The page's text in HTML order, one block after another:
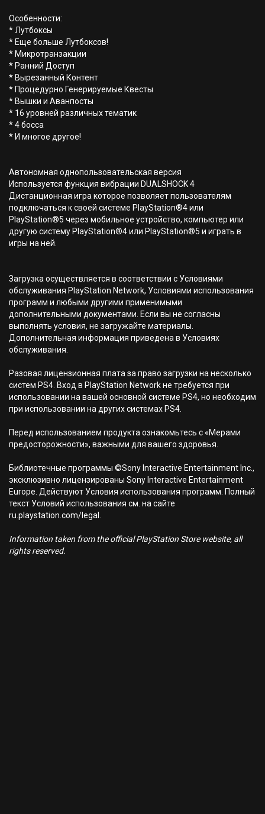
Особенности:
* Лутбоксы
* Еще больше Лутбоксов!
* Микротранзакции
* Ранний Доступ
* Вырезанный Контент
* Процедурно Генерируемые Квесты
* Вышки и Аванпосты
* 16 уровней различных тематик
* 4 босса
* И многое другое!
Автономная однопользовательская версия
Используется функция вибрации DUALSHOCK 4
Дистанционная игра которое позволяет пользователям
подключаться к своей системе PlayStation®4 или
PlayStation®5 через мобильное устройство, компьютер или
другую систему PlayStation®4 или PlayStation®5 и играть в
игры на ней.
Загрузка осуществляется в соответствии с Условиями
обслуживания PlayStation Network, Условиями использования
программ и любыми другими применимыми
дополнительными документами. Если вы не согласны
выполнять условия, не загружайте материалы.
Дополнительная информация приведена в Условиях
обслуживания.
Разовая лицензионная плата за право загрузки на несколько
систем PS4. Вход в PlayStation Network не требуется при
использовании на вашей основной системе PS4, но необходим
при использовании на других системах PS4.
Перед использованием продукта ознакомьтесь с «Мерами
предосторожности», важными для вашего здоровья.
Библиотечные программы ©Sony Interactive Entertainment Inc.,
эксклюзивно лицензированы Sony Interactive Entertainment
Europe. Действуют Условия использования программ. Полный
текст Условий использования см. на сайте
ru.playstation.com/legal.
Information taken from the official PlayStation Store website, all
rights reserved.